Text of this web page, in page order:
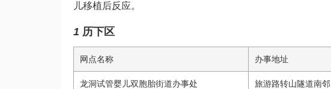
儿移植后反应。
1 历下区
网点名称 办事地址
龙洞试管婴儿双胞胎街道办事处 旅游路转山隧道南邻